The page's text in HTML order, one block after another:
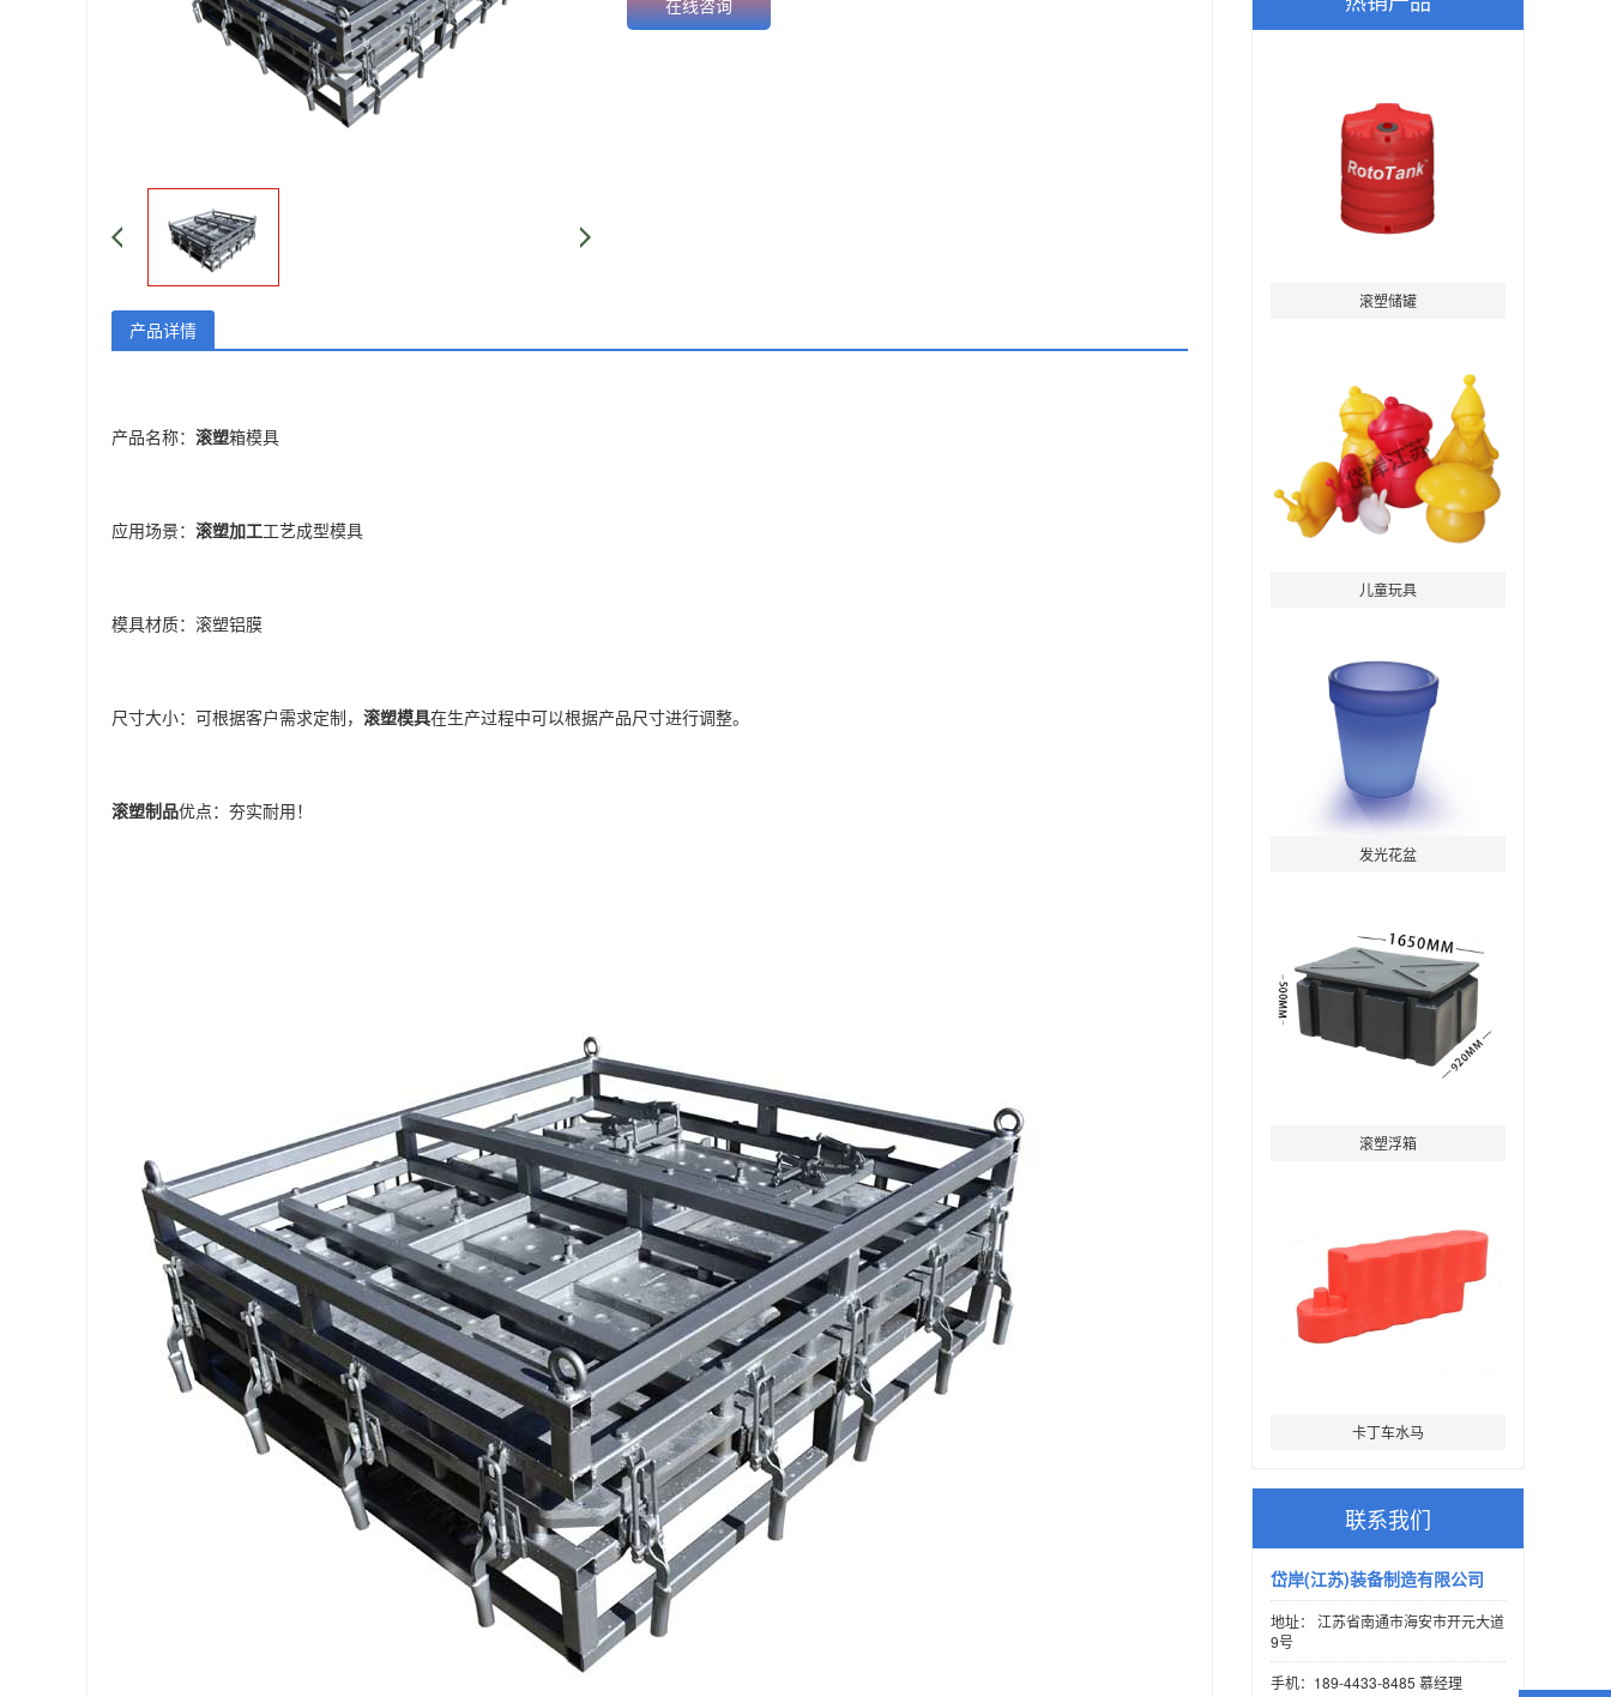
滚塑储罐
儿童玩具
发光花盆
滚塑浮箱
卡丁车水马
联系我们
岱岸(江苏)装备制造有限公司
地址： 江苏省南通市海安市开元大道
9号
手机：189-4433-8485 慕经理
在线咨询
产品详情
产品名称： 滚塑箱模具
应用场景： 滚塑加工工艺成型模具
模具材质： 滚塑铝膜
尺寸大小：可根据客户需求定制， 滚塑模具在生产过程中可以根据产品尺寸进行调整。
滚塑制品优点：夯实耐用！